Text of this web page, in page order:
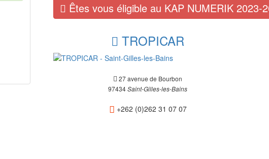
Êtes vous éligible au KAP NUMERIK 2023-
TROPICAR
27 avenue de Bourbon
97434Saint-Gilles-les-Bains
+262 (0)262 31 07 07